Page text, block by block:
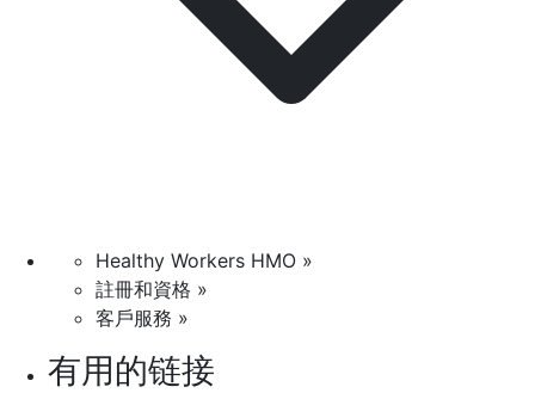
Healthy Workers HMO »
註冊和資格 »
客戶服務 »
有用的链接